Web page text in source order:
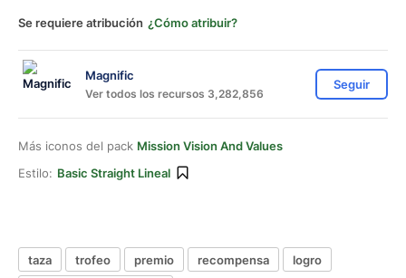
Se requiere atribución ¿Cómo atribuir?
Magnific
Ver todos los recursos 3,282,856
Seguir
Más iconos del pack Mission Vision And Values
Estilo: Basic Straight Lineal
taza trofeo premio recompensa
logro